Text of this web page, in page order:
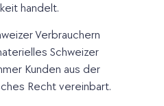
handelt.
Verbrauchern
Schweizer
Kunden aus der
Recht vereinbart.